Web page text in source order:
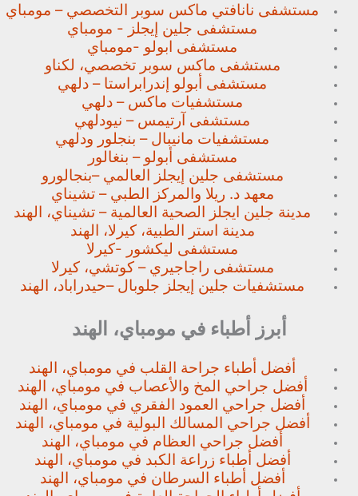
مستشفى نانافتي ماكس سوبر التخصصي – مومباي
مستشفى جلين إيجلز - مومباي
مستشفى ابولو -مومباي
مستشفى ماكس سوبر تخصصي، لكناو
مستشفى أبولو إندرابراستا – دلهي
مستشفيات ماكس – دلهي
مستشفى آرتيمس – نيودلهي
مستشفيات مانيبال – بنجلور ودلهي
مستشفى أبولو – بنغالور
مستشفى جلين إيجلز العالمي –بنجالورو
معهد د. ريلا والمركز الطبي – تشيناي
مدينة جلين ايجلز الصحية العالمية – تشيناي، الهند
مدينة استر الطبية، كيرلا، الهند
مستشفى ليكشور -كيرلا
مستشفى راجاجيري – كوتشي، كيرلا
مستشفيات جلين إيجلز جلوبال –حيدراباد، الهند
أبرز أطباء في مومباي، الهند
أفضل أطباء جراحة القلب في مومباي، الهند
أفضل جراحي المخ والأعصاب في مومباي، الهند
أفضل جراحي العمود الفقري في مومباي، الهند
أفضل جراحي المسالك البولية في مومباي، الهند
أفضل جراحي العظام في مومباي، الهند
أفضل أطباء زراعة الكبد في مومباي، الهند
أفضل أطباء السرطان في مومباي، الهند